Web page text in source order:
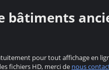
bâtiments
pour tout affichage en
fichiers HD, merci de nous